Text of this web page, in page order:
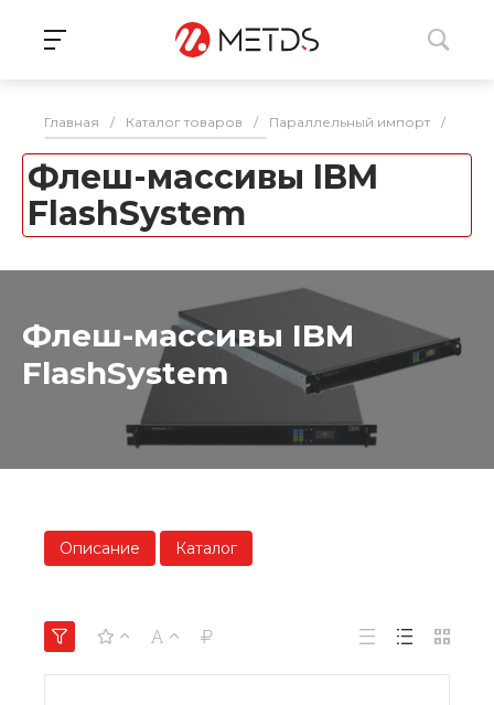
Главная / Каталог товаров / Параллельный импорт /
Флеш-массивы IBM
FlashSystem
Флеш-массивы IBM
FlashSystem
Описание Каталог